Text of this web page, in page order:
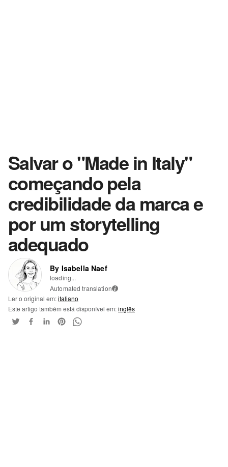
Salvar o "Made in Italy"
começando pela
credibilidade da marca e
por um storytelling
adequado
By Isabella Naef
loading...
Automated translation i
Ler o original em:italiano
Este artigo também está disponível em:inglês